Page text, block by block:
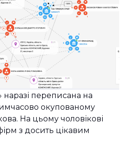
переписана на
окупованому
На цьому чоловікові
з досить цікавим